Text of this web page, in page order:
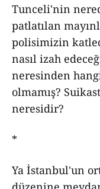
Tunceli'nin
patlatılan
polisimizin
nasıl izah
neresinden
olmamış?
neresidir?
*
Ya İstanbul'un